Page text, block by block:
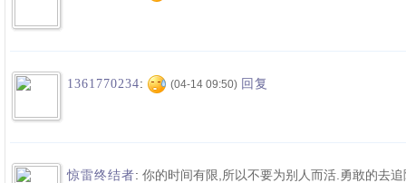
1361770234: (04-14 09:50) 回复
惊雷终结者: 你的时间有限,所以不要为别人而活.勇敢的去